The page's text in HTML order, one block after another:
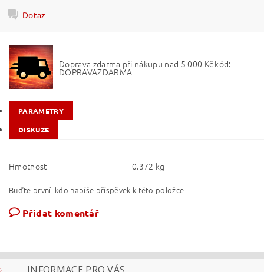
Dotaz
Doprava zdarma při nákupu nad 5 000 Kč kód:
DOPRAVAZDARMA
PARAMETRY
DISKUZE
Hmotnost 0.372 kg
Buďte první, kdo napíše příspěvek k této položce.
Přidat komentář